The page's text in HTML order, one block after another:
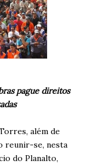
pague direitos
além de
reunir-se, nesta
do Planalto,